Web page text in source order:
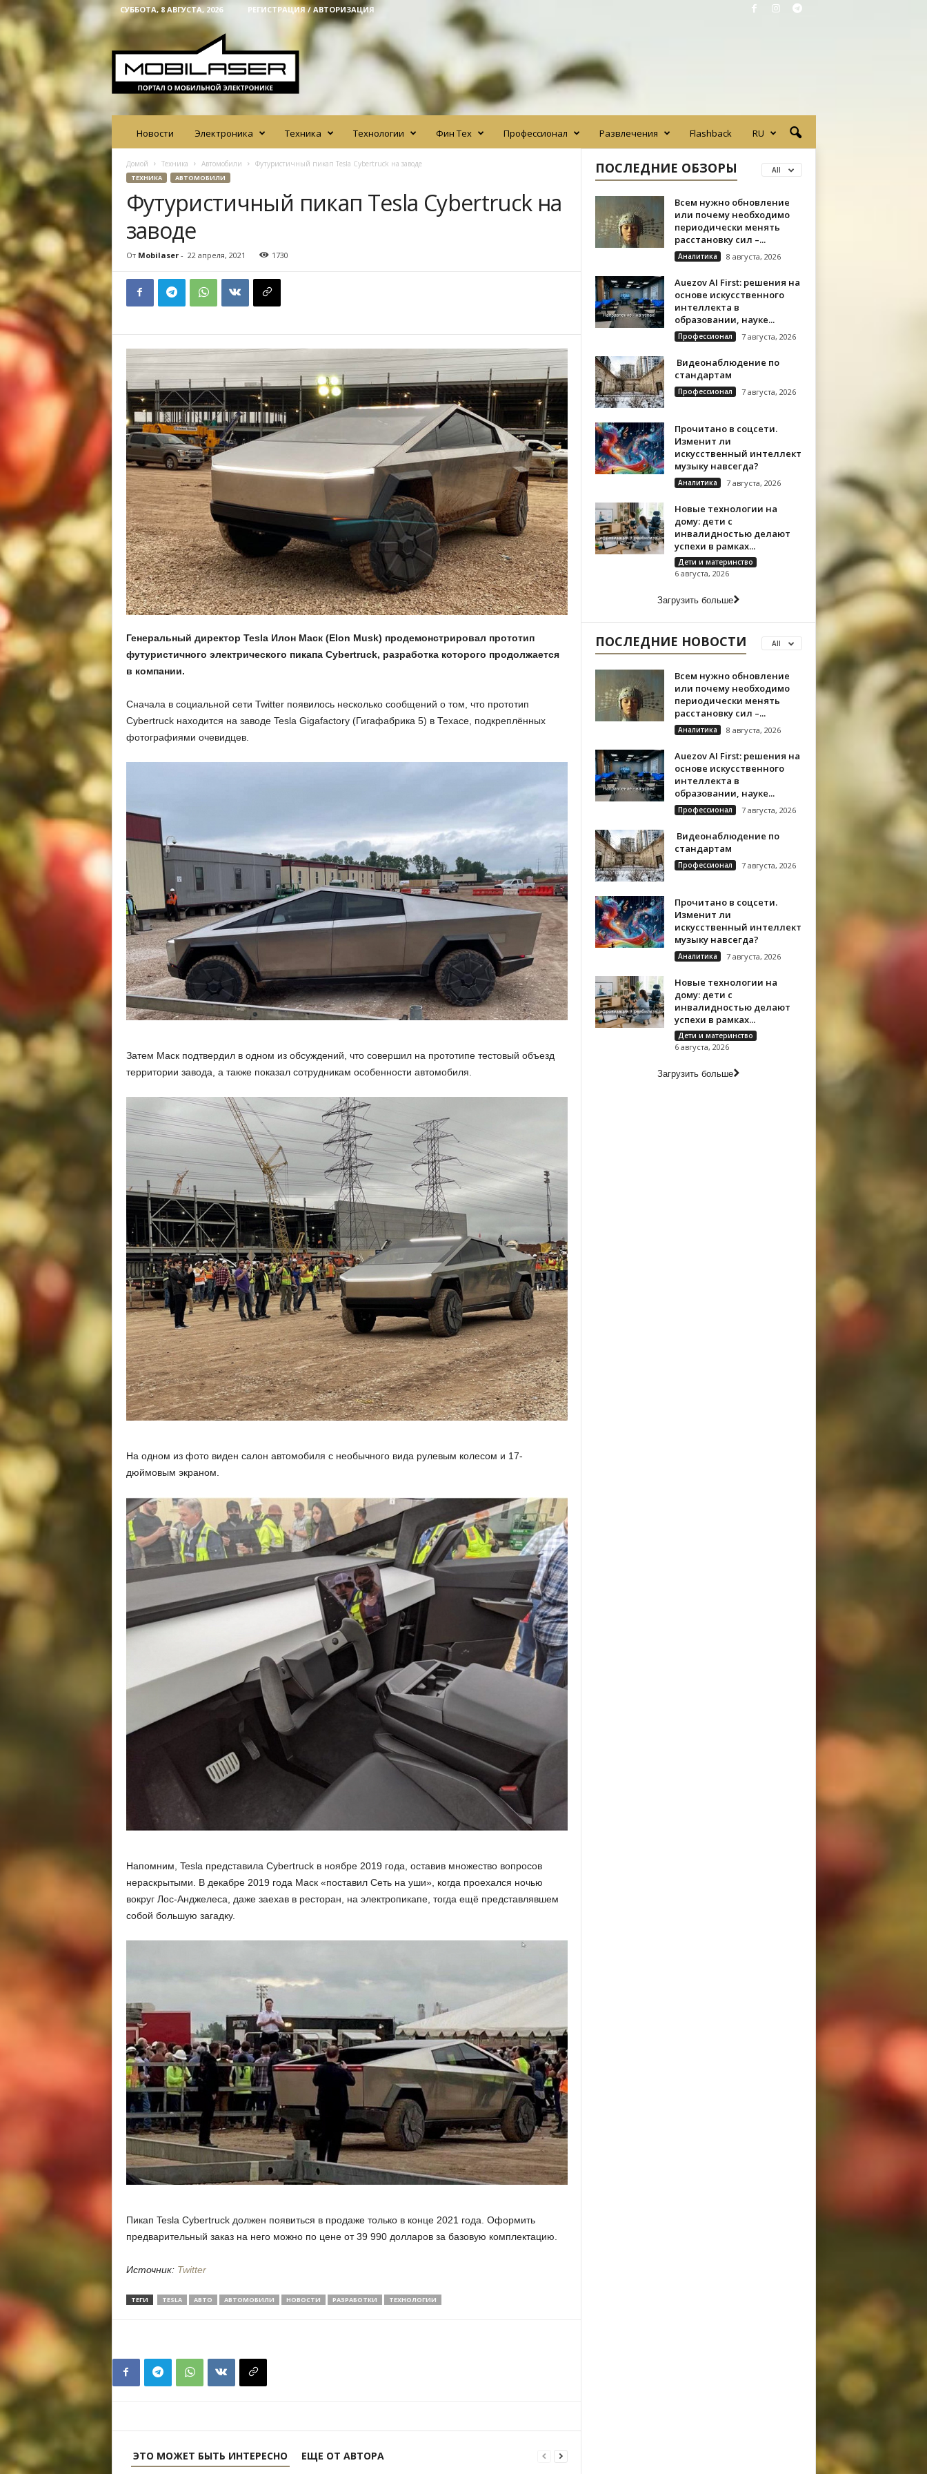
СУББОТА, 8 АВГУСТА, 2026 РЕГИСТРАЦИЯ / АВТОРИЗАЦИЯ
M
b
i
s
r
Новости Электроника Техника Технологии Фин Тех Профессионал Развлечения Flashback RU
Домой Техника Автомобили Футуристичный пикап Tesla Cybertruck на заводе
ТЕХНИКА АВТОМОБИЛИ
Футуристичный пикап Tesla Cybertruck на
заводе
От Mobilaser- 22 апреля, 2021 1730
Генеральный директор Tesla Илон Маск (Elon Musk) продемонстрировал прототип
футуристичного электрического пикапа Cybertruck, разработка которого продолжается
в компании.
Сначала в социальной сети Twitter появилось несколько сообщений о том, что прототип
Cybertruck находится на заводе Tesla Gigafactory (Гигафабрика 5) в Техасе, подкреплённых
фотографиями очевидцев.
Затем Маск подтвердил в одном из обсуждений, что совершил на прототипе тестовый объезд
территории завода, а также показал сотрудникам особенности автомобиля.
На одном из фото виден салон автомобиля с необычного вида рулевым колесом и 17-
дюймовым экраном.
Напомним, Tesla представила Cybertruck в ноябре 2019 года, оставив множество вопросов
нераскрытыми. В декабре 2019 года Маск «поставил Сеть на уши», когда проехался ночью
вокруг Лос-Анджелеса, даже заехав в ресторан, на электропикапе, тогда ещё представлявшем
собой большую загадку.
Пикап Tesla Cybertruck должен появиться в продаже только в конце 2021 года. Оформить
предварительный заказ на него можно по цене от 39 990 долларов за базовую комплектацию.
Источник: Twitter
ТЕГИ TESLA АВТО АВТОМОБИЛИ НОВОСТИ РАЗРАБОТКИ ТЕХНОЛОГИИ
ЭТО МОЖЕТ БЫТЬ ИНТЕРЕСНО ЕЩЕ ОТ АВТОРА
ПОСЛЕДНИЕ ОБЗОРЫ All
Всем нужно обновление
или почему необходимо
периодически менять
расстановку сил –...
Аналитика 8 августа, 2026
Auezov AI First: решения на
основе искусственного
интеллекта в
образовании, науке...
Профессионал 7 августа, 2026
Видеонаблюдение по
стандартам
Профессионал 7 августа, 2026
Прочитано в соцсети.
Изменит ли
искусственный интеллект
музыку навсегда?
Аналитика 7 августа, 2026
Новые технологии на
дому: дети с
инвалидностью делают
успехи в рамках...
Дети и материнство
6 августа, 2026
Загрузить больше
ПОСЛЕДНИЕ НОВОСТИ All
Всем нужно обновление
или почему необходимо
периодически менять
расстановку сил –...
Аналитика 8 августа, 2026
Auezov AI First: решения на
основе искусственного
интеллекта в
образовании, науке...
Профессионал 7 августа, 2026
Видеонаблюдение по
стандартам
Профессионал 7 августа, 2026
Прочитано в соцсети.
Изменит ли
искусственный интеллект
музыку навсегда?
Аналитика 7 августа, 2026
Новые технологии на
дому: дети с
инвалидностью делают
успехи в рамках...
Дети и материнство
6 августа, 2026
Загрузить больше